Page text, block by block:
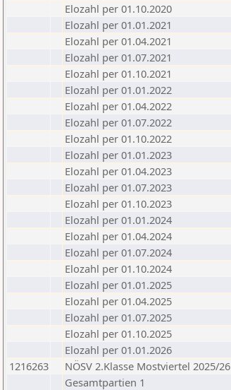
Elozahl per 01.10.2020
Elozahl per 01.01.2021
Elozahl per 01.04.2021
Elozahl per 01.07.2021
Elozahl per 01.10.2021
Elozahl per 01.01.2022
Elozahl per 01.04.2022
Elozahl per 01.07.2022
Elozahl per 01.10.2022
Elozahl per 01.01.2023
Elozahl per 01.04.2023
Elozahl per 01.07.2023
Elozahl per 01.10.2023
Elozahl per 01.01.2024
Elozahl per 01.04.2024
Elozahl per 01.07.2024
Elozahl per 01.10.2024
Elozahl per 01.01.2025
Elozahl per 01.04.2025
Elozahl per 01.07.2025
Elozahl per 01.10.2025
Elozahl per 01.01.2026
1216263
NÖSV 2.Klasse Mostviertel 2025/26
Gesamtpartien 1